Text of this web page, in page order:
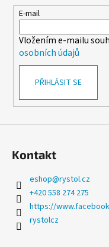
E-mail
Vložením e-mailu
osobních údajů
PŘIHLÁSIT SE
Kontakt
eshop@rystol.cz
+420 558 274 275
https://
rystolcz